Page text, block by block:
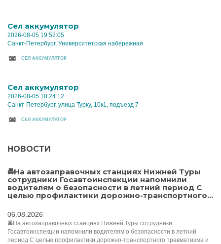
Cел аккумулятор
2026-08-05 19:52:05
Санкт-Петербург, Университетская набережная
CЕЛ АККУМУЛЯТОР
Cел аккумулятор
2026-08-05 18:24:12
Санкт-Петербург, улица Турку, 10к1, подъезд 7
CЕЛ АККУМУЛЯТОР
НОВОСТИ
🚔На автозаправочных станциях Нижней Туры
сотрудники Госавтоинспекции напомнили
водителям о безопасности в летний период С
целью профилактики дорожно-транспортного...
06.08.2026
🚔На автозаправочных станциях Нижней Туры сотрудники
Госавтоинспекции напомнили водителям о безопасности в летний
период С целью профилактики дорожно-транспортного травматизма и